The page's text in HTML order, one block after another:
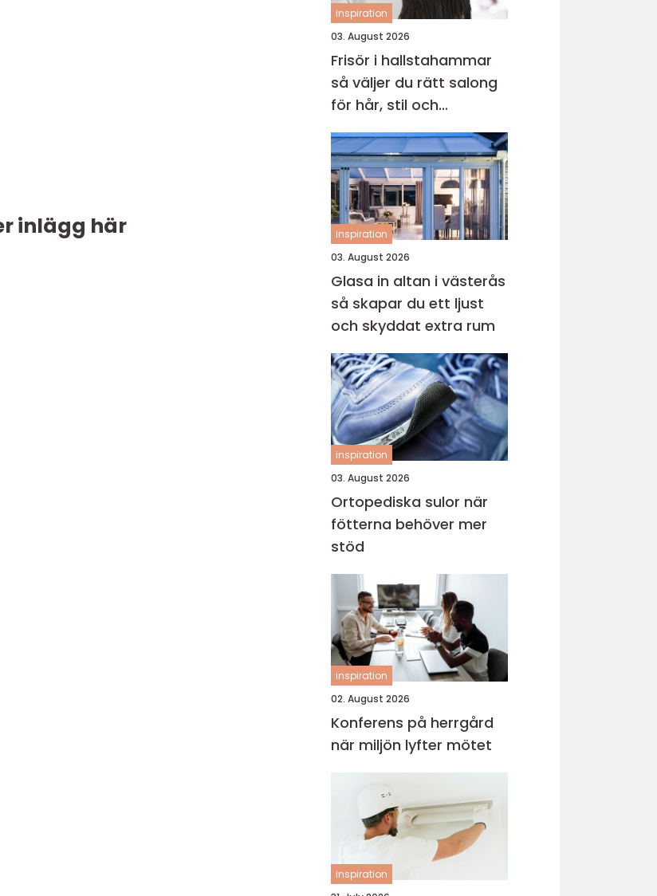
inlägg här
inspiration
03. August 2026
Frisör i hallstahammar
så väljer du rätt salong
för hår, stil och
välmående
inspiration
03. August 2026
Glasa in altan i västerås
så skapar du ett ljust
och skyddat extra rum
inspiration
03. August 2026
Ortopediska sulor när
fötterna behöver mer
stöd
inspiration
02. August 2026
Konferens på herrgård
när miljön lyfter mötet
inspiration